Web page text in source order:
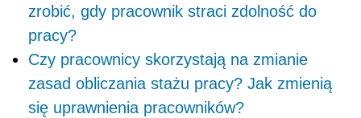
zrobić, gdy pracownik straci zdolność do
pracy?
Czy pracownicy skorzystają na zmianie
zasad obliczania stażu pracy? Jak zmienią
się uprawnienia pracowników?